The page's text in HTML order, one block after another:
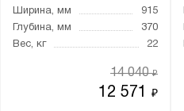
Ширина, мм
915
Глубина, мм
370
Вес, кг
22
12 571₽
14 040₽